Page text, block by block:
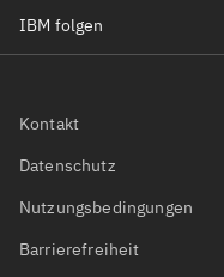
Kontakt
Datenschutz
Nutzungsbedingungen
Barrierefreiheit